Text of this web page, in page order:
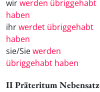
wirwerden übriggehabt
haben
ihrwerdet übriggehabt
haben
sie/Siewerden
übriggehabt haben
II Präteritum Nebensatz